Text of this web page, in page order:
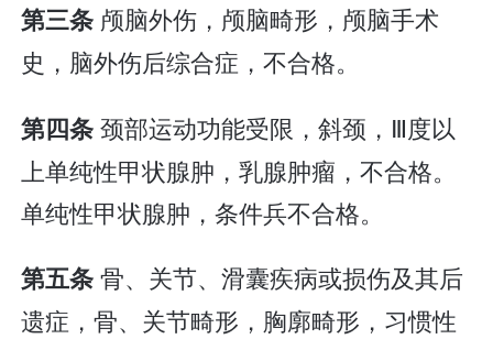
第三条 颅脑外伤，颅脑畸形，颅脑手术
史，脑外伤后综合症，不合格。
第四条颈部运动功能受限，斜颈，Ⅲ度以
上单纯性甲状腺肿，乳腺肿瘤，不合格。
单纯性甲状腺肿，条件兵不合格。
第五条骨、关节、滑囊疾病或损伤及其后
遗症，骨、关节畸形，胸廓畸形，习惯性